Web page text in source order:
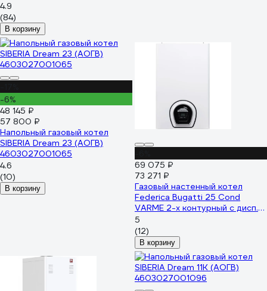
4.9
(84)
В корзину
-6%
48 145 ₽
57 800 ₽
Напольный газовый котел
SIBERIA Dream 23 (АОГВ)
4603027001065
4.6
(10)
В корзину
69 075 ₽
73 271 ₽
Газовый настенный котел
Federica Bugatti 25 Cond
VARME 2-х контурный с дисп.
2049127 C25F1
5
(12)
В корзину